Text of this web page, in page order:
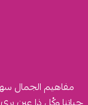
مفاهيم الجمال